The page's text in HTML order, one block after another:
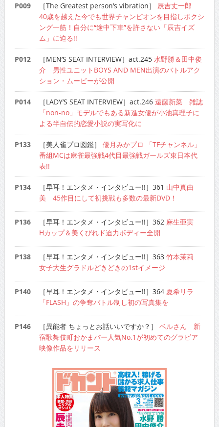
P009 ［The Greatest person’s vibration］ 辰吉丈一郎
40歳を越えた今でも世界チャンピオンを目指しボクシ
ング一筋！自分に“途中下車”を許さない「辰吉イズ
ム」に迫る!!
P012 ［MEN’S SEAT INTERVIEW］act.245 水野勝＆田中俊
介 男性ユニットBOYS AND MEN出演のバトルアク
ション・ムービーが公開
P014 ［LADY’S SEAT INTERVIEW］act.246 遠藤新菜 雑誌
「non-no」モデルでもある新進女優が小池真理子に
よる半自伝的恋愛小説の実写化に
P133 ［美人雀プロ図鑑］ 優月みかプロ 「TFチャンネル」
番組MCは麻雀最強戦4代目最強戦ガールズ東日本代
表!!
P134 ［早耳！エンタメ・インタビュー!!］361 山中真由
美 45作目にして初挑戦も多数の最新DVD！
P136 ［早耳！エンタメ・インタビュー!!］362 麻生亜実
Hカップ＆美くびれド迫力ボディー全開
P138 ［早耳！エンタメ・インタビュー!!］363 竹本茉莉
女子大生グラドルどきどきの1stイメージ
P140 ［早耳！エンタメ・インタビュー!!］364 夏希リラ
「FLASH」の争奪バトル制し初の写真集を
P146 ［異能者 ちょっとお話いいですか？］ ベルさん 新
宿歌舞伎町おかまバー人気No.1が初めてのグラビア
映像作品をリリース